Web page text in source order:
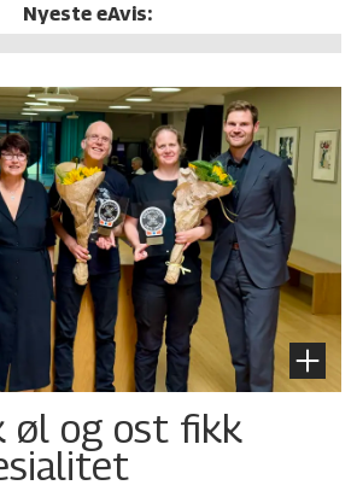
Nyeste eAvis:
øl og ost fikk